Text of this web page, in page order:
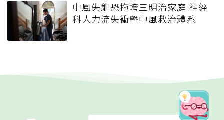
中風失能恐拖垮三明治家庭 神經
科人力流失衝擊中風救治體系